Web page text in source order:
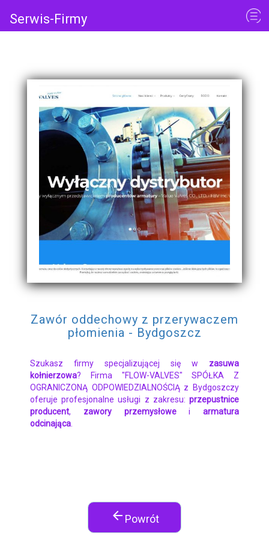
Serwis-Firmy
Zawór oddechowy z przerywaczem
płomienia - Bydgoszcz
Szukasz firmy specjalizującej się w zasuwa
kołnierzowa? Firma "FLOW-VALVES" SPÓŁKA Z
OGRANICZONĄ ODPOWIEDZIALNOŚCIĄ z Bydgoszczy
oferuje profesjonalne usługi z zakresu: przepustnice
producent, zawory przemysłowei armatura
odcinająca
arrow_back Powrót